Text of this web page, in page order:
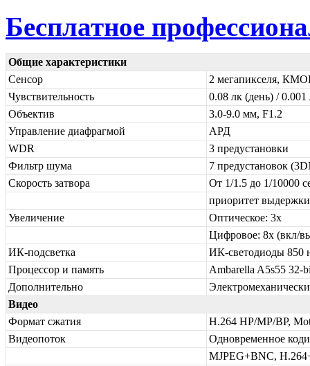
Бесплатное
Общие характеристики
Сенсор
2 мегапикселя,
Чувствительность
0.08 лк (день) / 0.001
Объектив
3.0-9.0 мм, F1.2
Управление диафрагмой
АРД
WDR
3 предустановки
Фильтр шума
7 предустановок
Скорость затвора
От 1/1.5 до 1/10000
приоритет
Увеличение
Оптическое: 3х
Цифровое: 8х (вкл/
ИК-подсветка
ИК-светодиоды 850
Процессор и память
Ambarella A5s55
Дополнительно
Видео
Формат сжатия
H.264 HP/MP/BP,
Видеопоток
Одновременное
MJPEG+BNC,